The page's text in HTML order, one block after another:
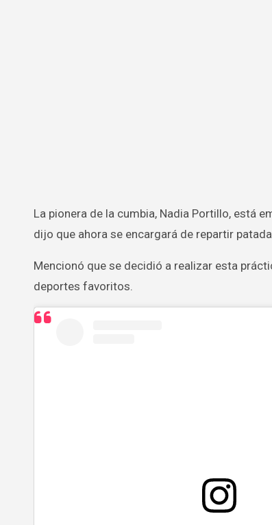
La pionera de la cumbia, Nadia Portillo, está emocionada porque comenzó su curso de Taekwondo y en forma de broma
dijo que ahora se encargará de repartir
Mencionó que se decidió a realizar esta
deportes favoritos.